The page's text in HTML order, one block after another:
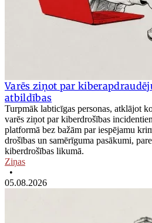
Varēs ziņot par
atbildības
Turpmāk labticīgas personas, atklājot
varēs ziņot par kiberdrošības
platformā bez bažām par iespējamu
drošības un samērīguma pasākumi,
kiberdrošības likumā.
Ziņas
•
05.08.2026